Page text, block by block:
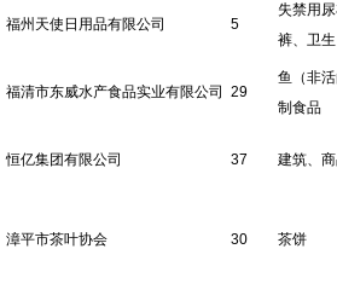
福州天使日用品有限公司 5
失禁用
裤、卫
福清市东威水产食品实业有限公司 29
鱼（非
制食品
恒亿集团有限公司 37 建筑、
漳平市茶叶协会 30 茶饼